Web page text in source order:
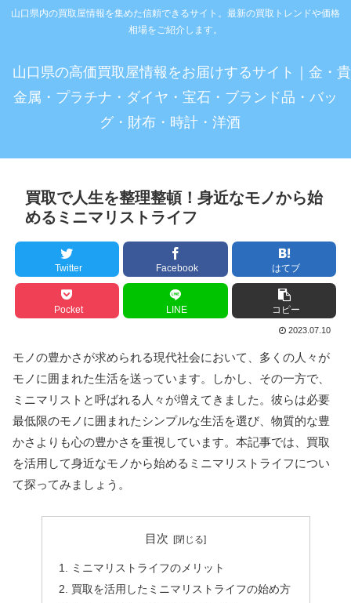
山口県内の買取屋情報を集めた信頼できるサイト。最新の買取トレンドや価格
相場をご紹介します。
山口県の高価買取屋情報をお届けするサイト｜金・貴
金属・プラチナ・ダイヤ・宝石・ブランド品・バッ
グ・財布・時計・洋酒
買取で人生を整理整頓！身近なモノから始
めるミニマリストライフ
Twitter Facebook はてブ
Pocket LINE コピー
2023.07.10
モノの豊かさが求められる現代社会において、多くの人々が
モノに囲まれた生活を送っています。しかし、その一方で、
ミニマリストと呼ばれる人々が増えてきました。彼らは必要
最低限のモノに囲まれたシンプルな生活を選び、物質的な豊
かさよりも心の豊かさを重視しています。本記事では、買取
を活用して身近なモノから始めるミニマリストライフについ
て探ってみましょう。
目次
ミニマリストライフのメリット
買取を活用したミニマリストライフの始め方